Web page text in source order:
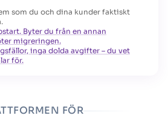
som du och dina kunder faktiskt
Byter du från en annan
migreringen.
inga dolda avgifter – du vet
för.
FÖR